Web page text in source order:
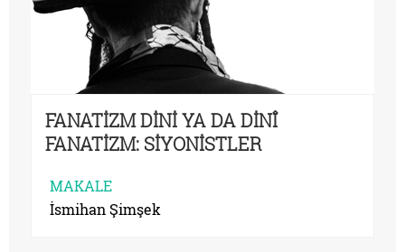
FANATİZM DİNİ YA DA DİNÎ
FANATİZM: SİYONİSTLER
MAKALE
İsmihan Şimşek